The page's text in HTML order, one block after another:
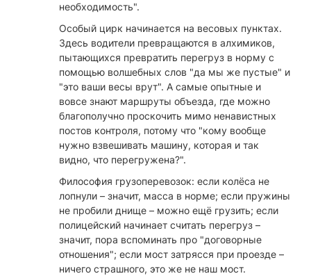
необходимость".
Особый цирк начинается на весовых пунктах.
Здесь водители превращаются в алхимиков,
пытающихся превратить перегруз в норму с
помощью волшебных слов "да мы же пустые" и
"это ваши весы врут". А самые опытные и
вовсе знают маршруты объезда, где можно
благополучно проскочить мимо ненавистных
постов контроля, потому что "кому вообще
нужно взвешивать машину, которая и так
видно, что перегружена?".
Философия грузоперевозок: если колёса не
лопнули – значит, масса в норме; если пружины
не пробили днище – можно ещё грузить; если
полицейский начинает считать перегруз –
значит, пора вспоминать про "договорные
отношения"; если мост затрясся при проезде –
ничего страшного, это же не наш мост.